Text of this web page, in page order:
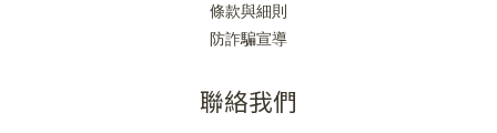
條款與細則
防詐騙宣導
聯絡我們